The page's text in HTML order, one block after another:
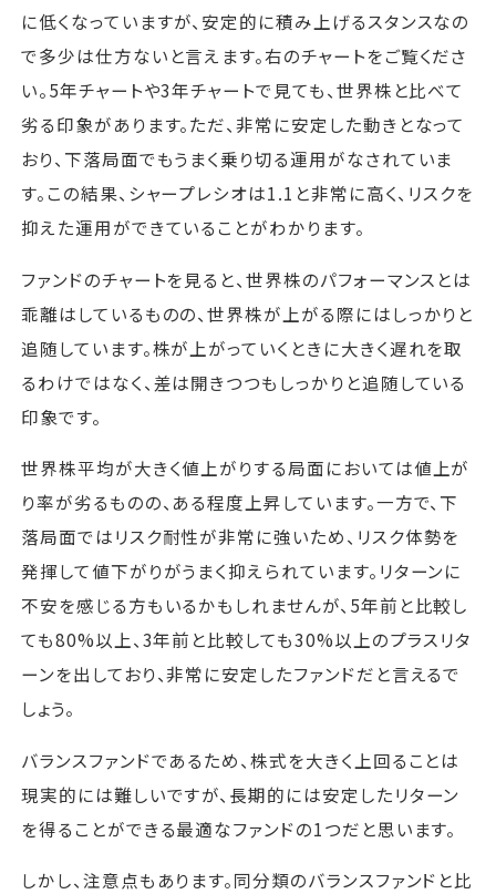
に低くなっていますが、安定的に積み上げるスタンスなの
で多少は仕方ないと言えます。右のチャートをご覧くださ
い。5年チャートや3年チャートで見ても、世界株と比べて
劣る印象があります。ただ、非常に安定した動きとなって
おり、下落局面でもうまく乗り切る運用がなされていま
す。この結果、シャープレシオは1.1と非常に高く、リスクを
抑えた運用ができていることがわかります。
ファンドのチャートを見ると、世界株のパフォーマンスとは
乖離はしているものの、世界株が上がる際にはしっかりと
追随しています。株が上がっていくときに大きく遅れを取
るわけではなく、差は開きつつもしっかりと追随している
印象です。
世界株平均が大きく値上がりする局面においては値上が
り率が劣るものの、ある程度上昇しています。一方で、下
落局面ではリスク耐性が非常に強いため、リスク体勢を
発揮して値下がりがうまく抑えられています。リターンに
不安を感じる方もいるかもしれませんが、5年前と比較し
ても80%以上、3年前と比較しても30%以上のプラスリタ
ーンを出しており、非常に安定したファンドだと言えるで
しょう。
バランスファンドであるため、株式を大きく上回ることは
現実的には難しいですが、長期的には安定したリターン
を得ることができる最適なファンドの1つだと思います。
しかし、注意点もあります。同分類のバランスファンドと比